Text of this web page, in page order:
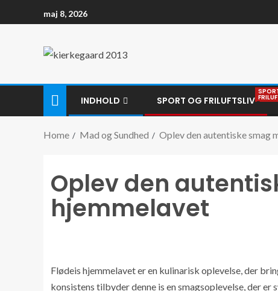
maj 8, 2026
INDHOLD SPORT OG FRILUFTSLIV
Home Mad og Sundhed Oplev den autentiske smag
Oplev den
hjemmelavet
Flødeis hjemmelavet er en kulinarisk oplevelse, der
konsistens tilbyder denne is en smagsoplevelse, der